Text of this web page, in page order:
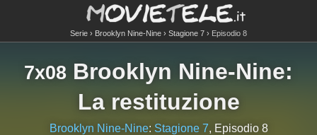
Serie Brooklyn Nine-Nine Stagione 7 Episodio 8
7x08 Brooklyn Nine-Nine:
La restituzione
Brooklyn Nine-Nine: Stagione 7, Episodio 8